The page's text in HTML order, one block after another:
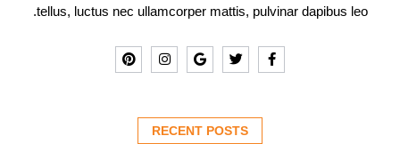
tellus, luctus nec ullamcorper mattis, pulvinar dapibus leo.
RECENT POSTS